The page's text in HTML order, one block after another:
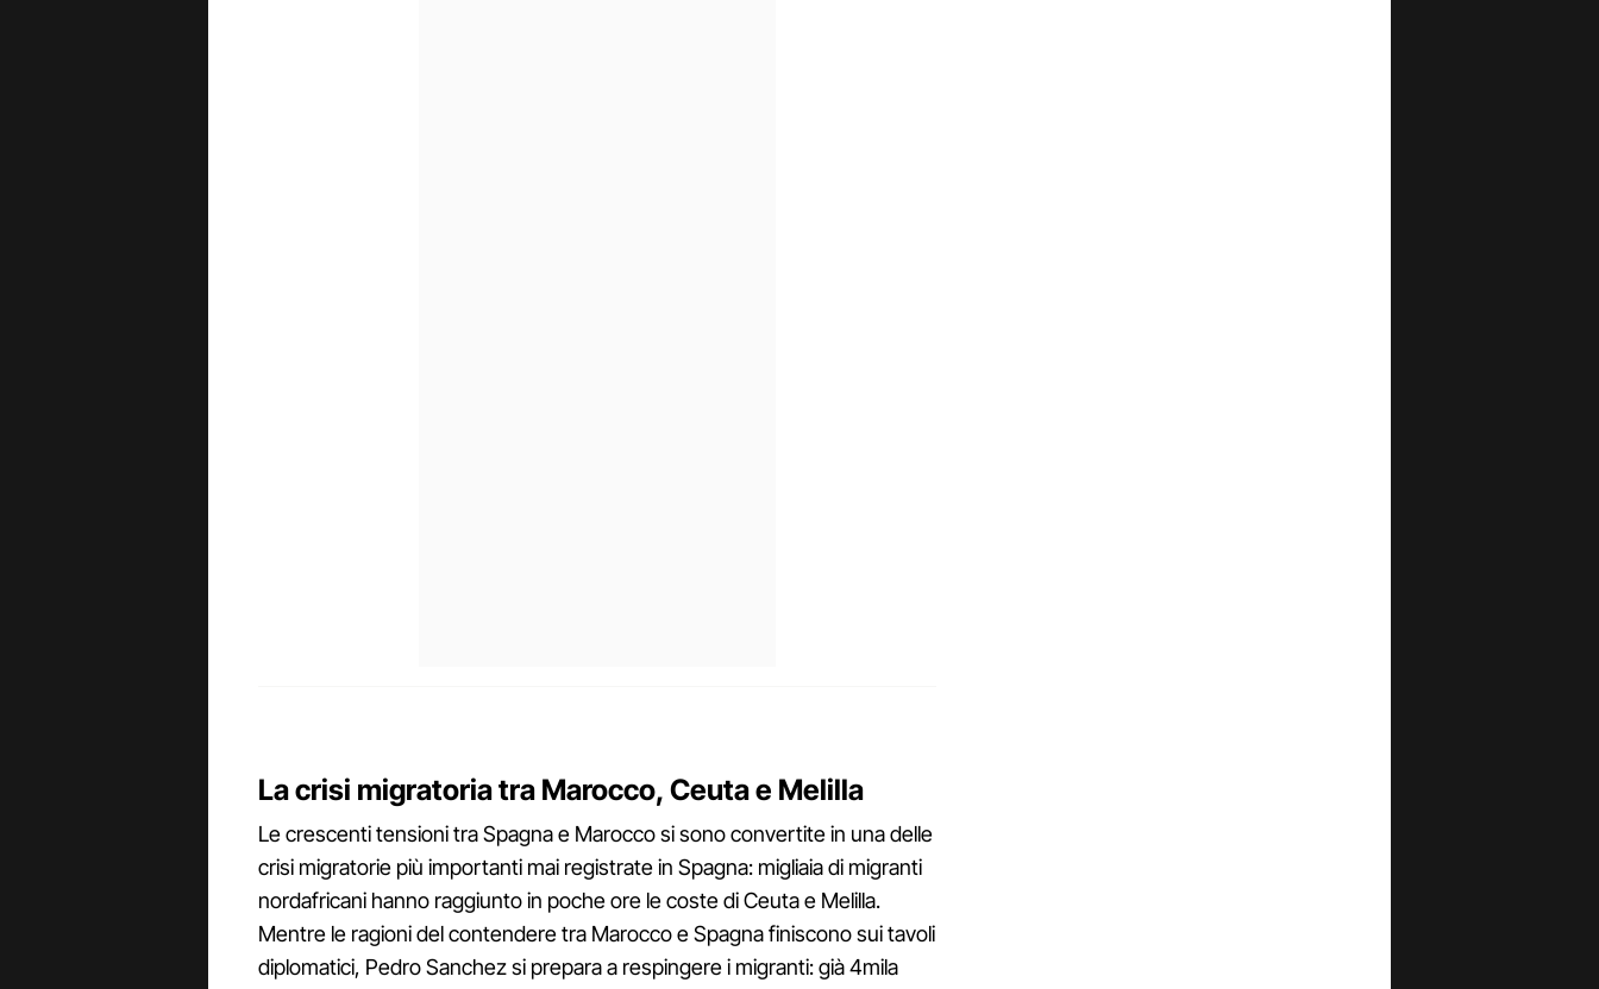
La crisi migratoria tra Marocco, Ceuta e Melilla
Le crescenti tensioni tra Spagna e Marocco si sono convertite in una delle
crisi migratorie più importanti mai registrate in Spagna: migliaia di migranti
nordafricani hanno raggiunto in poche ore le coste di Ceuta e Melilla.
Mentre le ragioni del contendere tra Marocco e Spagna finiscono sui tavoli
diplomatici, Pedro Sanchez si prepara a respingere i migranti: già 4mila